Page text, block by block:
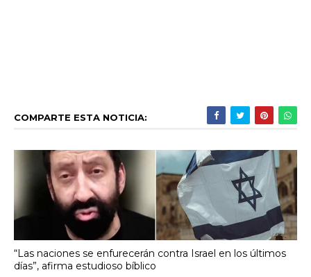
COMPARTE ESTA NOTICIA:
“Las naciones se enfurecerán contra Israel en los últimos
días”, afirma estudioso bíblico